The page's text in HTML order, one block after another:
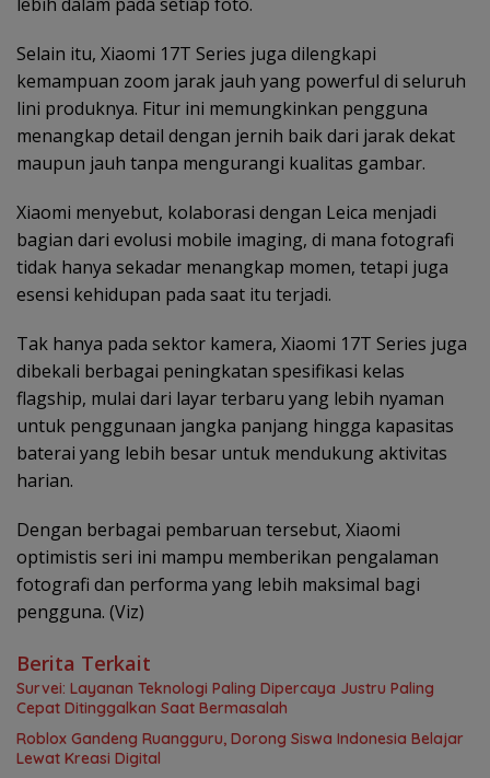
Selain itu, Xiaomi 17T Series juga dilengkapi
kemampuan zoom jarak jauh yang powerful di seluruh
lini produknya. Fitur ini memungkinkan pengguna
menangkap detail dengan jernih baik dari jarak dekat
maupun jauh tanpa mengurangi kualitas gambar.
Xiaomi menyebut, kolaborasi dengan Leica menjadi
bagian dari evolusi mobile imaging, di mana fotografi
tidak hanya sekadar menangkap momen, tetapi juga
esensi kehidupan pada saat itu terjadi.
Tak hanya pada sektor kamera, Xiaomi 17T Series juga
dibekali berbagai peningkatan spesifikasi kelas
flagship, mulai dari layar terbaru yang lebih nyaman
untuk penggunaan jangka panjang hingga kapasitas
baterai yang lebih besar untuk mendukung aktivitas
harian.
Dengan berbagai pembaruan tersebut, Xiaomi
optimistis seri ini mampu memberikan pengalaman
fotografi dan performa yang lebih maksimal bagi
pengguna. (Viz)
Berita Terkait
Survei: Layanan Teknologi Paling Dipercaya Justru Paling
Cepat Ditinggalkan Saat Bermasalah
Roblox Gandeng Ruangguru, Dorong Siswa Indonesia Belajar
Lewat Kreasi Digital